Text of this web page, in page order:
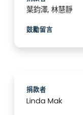
葉鈞澤, 林慧靜
鼓勵留言
捐款者
Linda Mak